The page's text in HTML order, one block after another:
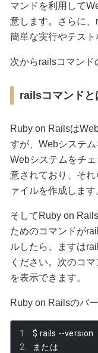
マンドを利用して
意します。さらに、
簡単な実行やテスト
次からrailsコマンド
railsコマンドと
Ruby on Railsは
すが、Webシステム
Webシステムをチ
意されており、そ
ァイルを作成します
そしてRuby on
ためのコマンドが
ルしたら、ますは
ください。次のコ
を表示できます。
Ruby on Railsのバ
$ rails --version
または